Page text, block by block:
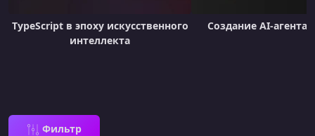
TypeScript в эпоху искусственного
интеллекта
Создание AI-агента
Фильтр